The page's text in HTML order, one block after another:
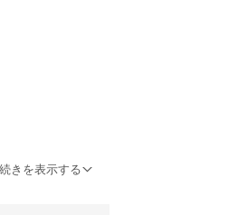
続きを表示する